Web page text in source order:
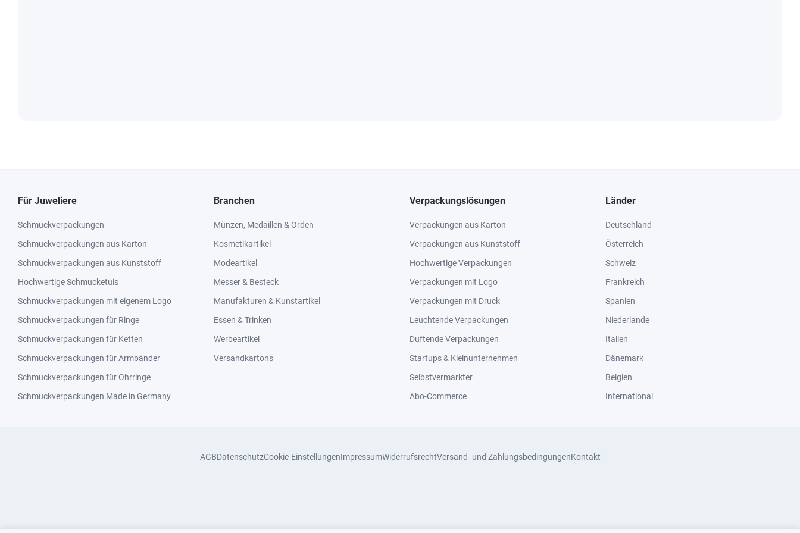
Für Juweliere
Schmuckverpackungen
Schmuckverpackungen aus Karton
Schmuckverpackungen aus Kunststoff
Hochwertige Schmucketuis
Schmuckverpackungen mit eigenem Logo
Schmuckverpackungen für Ringe
Schmuckverpackungen für Ketten
Schmuckverpackungen für Armbänder
Schmuckverpackungen für Ohrringe
Schmuckverpackungen Made in Germany
Branchen
Münzen, Medaillen & Orden
Kosmetikartikel
Modeartikel
Messer & Besteck
Manufakturen & Kunstartikel
Essen & Trinken
Werbeartikel
Versandkartons
Verpackungslösungen
Verpackungen aus Karton
Verpackungen aus Kunststoff
Hochwertige Verpackungen
Verpackungen mit Logo
Verpackungen mit Druck
Leuchtende Verpackungen
Duftende Verpackungen
Startups & Kleinunternehmen
Selbstvermarkter
Abo-Commerce
Länder
Deutschland
Österreich
Schweiz
Frankreich
Spanien
Niederlande
Italien
Dänemark
Belgien
International
AGBDatenschutzCookie-EinstellungenImpressumWiderrufsrechtVersand- und ZahlungsbedingungenKontakt